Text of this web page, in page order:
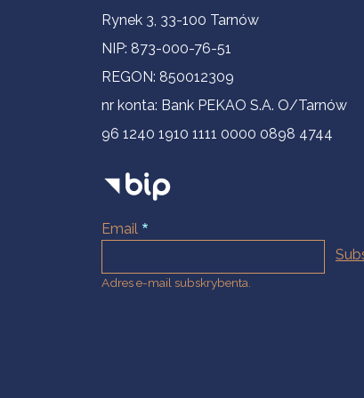
Informacje kontaktowe
Rynek 3, 33-100 Tarnów
NIP: 873-000-76-51
REGON: 850012309
nr konta: Bank PEKAO S.A. O/Tarnów
96 1240 1910 1111 0000 0898 4744
Email
Adres e-mail subskrybenta.